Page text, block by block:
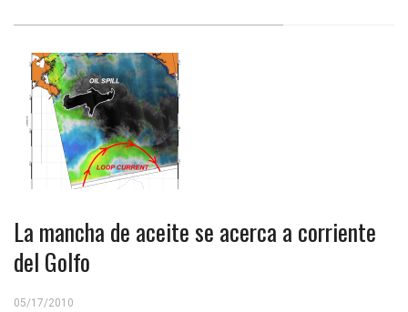
La mancha de aceite se acerca a corriente
del Golfo
05/17/2010